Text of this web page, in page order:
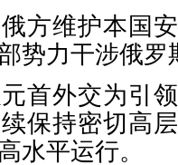
方维护本国
势力干涉俄罗
首外交为引
保持密切高
水平运行。